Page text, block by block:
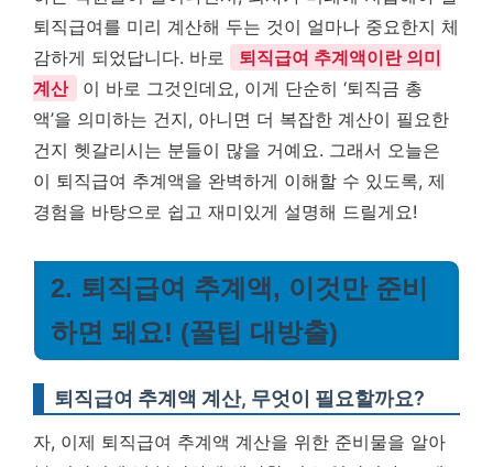
퇴직급여를 미리 계산해 두는 것이 얼마나 중요한지 체
감하게 되었답니다. 바로
퇴직급여 추계액이란 의미
계산
이 바로 그것인데요, 이게 단순히 ‘퇴직금 총
액’을 의미하는 건지, 아니면 더 복잡한 계산이 필요한
건지 헷갈리시는 분들이 많을 거예요. 그래서 오늘은
이 퇴직급여 추계액을 완벽하게 이해할 수 있도록, 제
경험을 바탕으로 쉽고 재미있게 설명해 드릴게요!
2. 퇴직급여 추계액, 이것만 준비
하면 돼요! (꿀팁 대방출)
퇴직급여 추계액 계산, 무엇이 필요할까요?
자, 이제 퇴직급여 추계액 계산을 위한 준비물을 알아